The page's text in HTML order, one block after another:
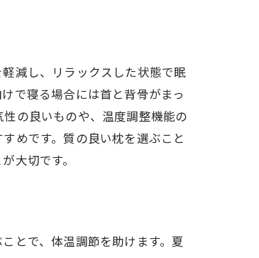
減し、リラックスした状態で眠
で寝る場合には首と背骨がまっ
の良いものや、温度調整機能の
めです。質の良い枕を選ぶこと
大切です。
とで、体温調節を助けます。夏